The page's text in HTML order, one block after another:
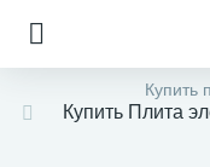
Купить
Купить Плита